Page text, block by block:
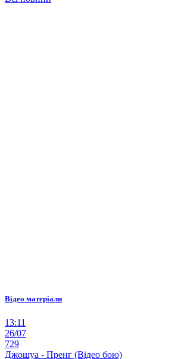
Відео матеріали
13:11
26/07
729
Джошуа - Пренг (Відео бою)